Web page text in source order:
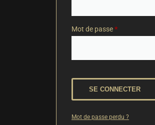
Mot de passe*
SE CONNECTER
Mot de passe perdu ?